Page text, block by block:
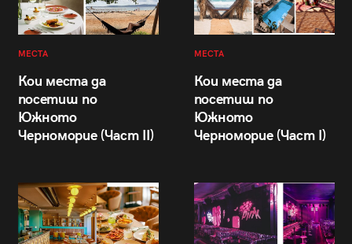
МЕСТА
Кои места да
посетиш по
Южното
Черноморие (Част II)
МЕСТА
Кои места да
посетиш по
Южното
Черноморие (Част I)